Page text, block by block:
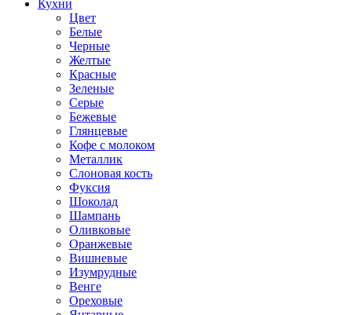
Кухни
Цвет
Белые
Черные
Желтые
Красные
Зеленые
Серые
Бежевые
Глянцевые
Кофе с молоком
Металлик
Слоновая кость
Фуксия
Шоколад
Шампань
Оливковые
Оранжевые
Вишневые
Изумрудные
Венге
Ореховые